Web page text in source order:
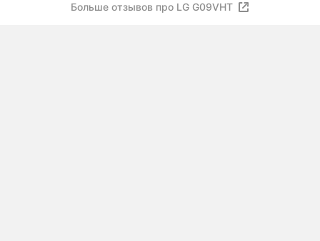
Больше отзывов про LG G09VHT